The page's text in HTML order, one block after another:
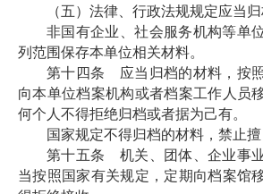
（五）法律、行政法规规定应当归
非国有企业、社会服务机构等单
列范围保存本单位相关材料。
第十四条 应当归档的材料，按
向本单位档案机构或者档案工作人员
何个人不得拒绝归档或者据为己有。
国家规定不得归档的材料，禁止擅
第十五条 机关、团体、企业事
当按照国家有关规定，定期向档案馆